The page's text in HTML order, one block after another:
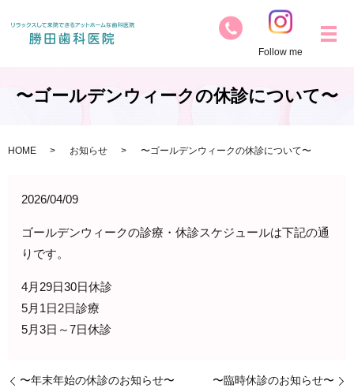
Follow me
〜ゴールデンウィークの休診について〜
HOME お知らせ 〜ゴールデンウィークの休診について〜
2026/04/09
ゴールデンウィークの診療・休診スケジュールは下記の通
りです。
4月29日30日休診
5月1日2日診療
5月3日～7日休診
〜年末年始の休診のお知らせ〜 〜臨時休診のお知らせ〜